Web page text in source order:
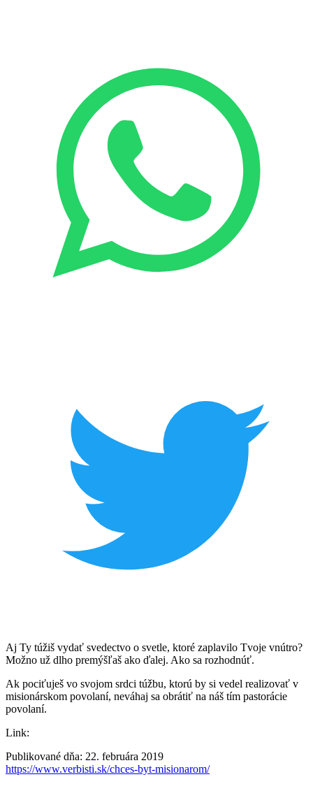
Aj Ty túžiš vydať svedectvo o svetle, ktoré zaplavilo Tvoje vnútro?
Možno už dlho premýšľaš ako ďalej. Ako sa rozhodnúť.
Ak pociťuješ vo svojom srdci túžbu, ktorú by si vedel realizovať v
misionárskom povolaní, neváhaj sa obrátiť na náš tím pastorácie
povolaní.
Link:
Publikované dňa: 22. februára 2019
https://www.verbisti.sk/chces-byt-misionarom/